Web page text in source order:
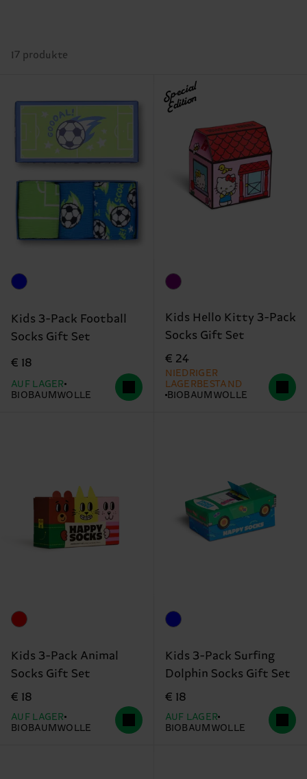
17 produkte
Kids 3-Pack Football
Socks Gift Set
€ 18
AUF LAGER
BIOBAUMWOLLE
Special
Edition
Kids Hello Kitty 3-Pack
Socks Gift Set
€ 24
NIEDRIGER
LAGERBESTAND
BIOBAUMWOLLE
Kids 3-Pack Animal
Socks Gift Set
€ 18
AUF LAGER
BIOBAUMWOLLE
Kids 3-Pack Surfing
Dolphin Socks Gift Set
€ 18
AUF LAGER
BIOBAUMWOLLE